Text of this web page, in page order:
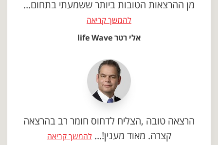
מן ההרצאות הטובות ביותר ששמעתי בתחום...
להמשך קריאה
אלי רטר life Wave
הרצאה טובה ,הצליח לדחוס חומר רב בהרצאה
קצרה. מאוד מענין!...להמשך קריאה